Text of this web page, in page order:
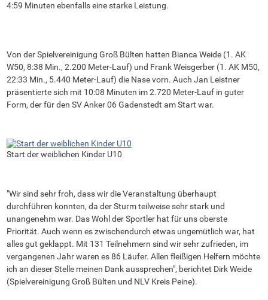
4:59 Minuten ebenfalls eine starke Leistung.
Von der Spielvereinigung Groß Bülten hatten Bianca Weide (1. AK
W50, 8:38 Min., 2.200 Meter-Lauf) und Frank Weisgerber (1. AK M50,
22:33 Min., 5.440 Meter-Lauf) die Nase vorn. Auch Jan Leistner
präsentierte sich mit 10:08 Minuten im 2.720 Meter-Lauf in guter
Form, der für den SV Anker 06 Gadenstedt am Start war.
Start der weiblichen Kinder U10
"Wir sind sehr froh, dass wir die Veranstaltung überhaupt
durchführen konnten, da der Sturm teilweise sehr stark und
unangenehm war. Das Wohl der Sportler hat für uns oberste
Priorität. Auch wenn es zwischendurch etwas ungemütlich war, hat
alles gut geklappt. Mit 131 Teilnehmern sind wir sehr zufrieden, im
vergangenen Jahr waren es 86 Läufer. Allen fleißigen Helfern möchte
ich an dieser Stelle meinen Dank aussprechen", berichtet Dirk Weide
(Spielvereinigung Groß Bülten und NLV Kreis Peine).